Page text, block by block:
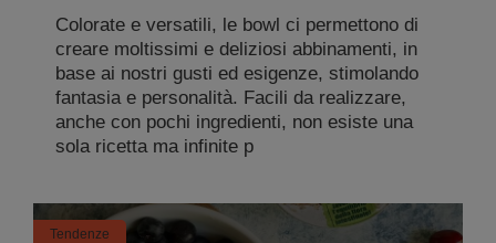
Colorate e versatili, le bowl ci permettono di
creare moltissimi e deliziosi abbinamenti, in
base ai nostri gusti ed esigenze, stimolando
fantasia e personalità. Facili da realizzare,
anche con pochi ingredienti, non esiste una
sola ricetta ma infinite p
Tendenze